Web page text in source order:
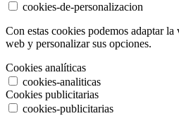
cookies-de-personalizacion
Con estas cookies podemos adaptar
web y personalizar sus opciones.
Cookies analíticas
cookies-analiticas
Cookies publicitarias
cookies-publicitarias